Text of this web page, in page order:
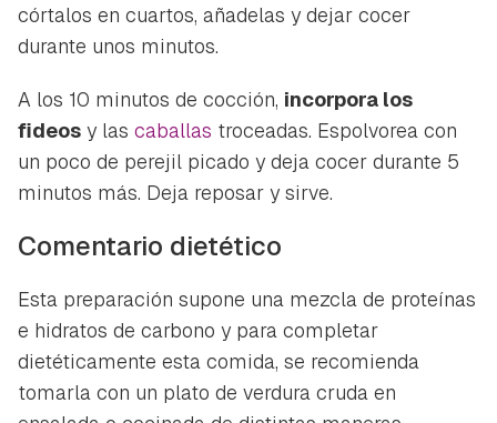
córtalos en cuartos, añadelas y dejar cocer
durante unos minutos.
A los 10 minutos de cocción, incorpora los
fideos y las caballas troceadas. Espolvorea con
un poco de perejil picado y deja cocer durante 5
minutos más. Deja reposar y sirve.
Comentario dietético
Esta preparación supone una mezcla de proteínas
e hidratos de carbono y para completar
dietéticamente esta comida, se recomienda
tomarla con un plato de verdura cruda en